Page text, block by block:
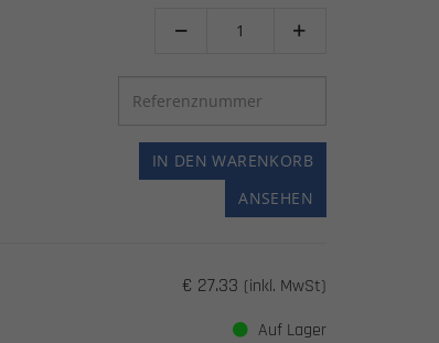
 
IN DEN WARENKORB
ANSEHEN
€ 27.33 (inkl. MwSt)
Auf Lager